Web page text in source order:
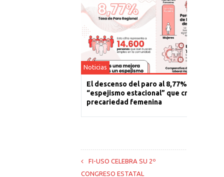
Noticias
El descenso del paro al 8,77% es un
“espejismo estacional” que cronifica la
precariedad femenina
FI-USO CELEBRA SU 2º
CONGRESO ESTATAL